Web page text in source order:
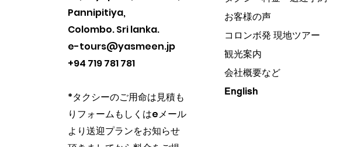
Pannipitiya,
Colombo. Sri lanka.
e-tours@yasmeen.jp
+94 719 781 781
​*タクシーのご用命は見積も
りフォームもしくはeメール
より送迎プランをお知らせ
お客様の声
コロンボ発 現地ツアー
観光案内
会社概要など
English